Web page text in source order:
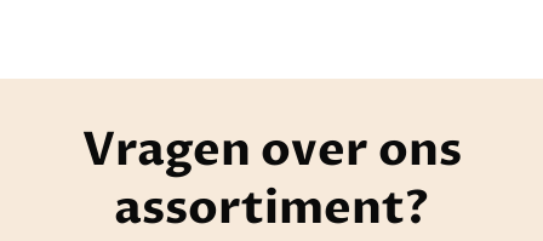
Vragen over ons
assortiment?